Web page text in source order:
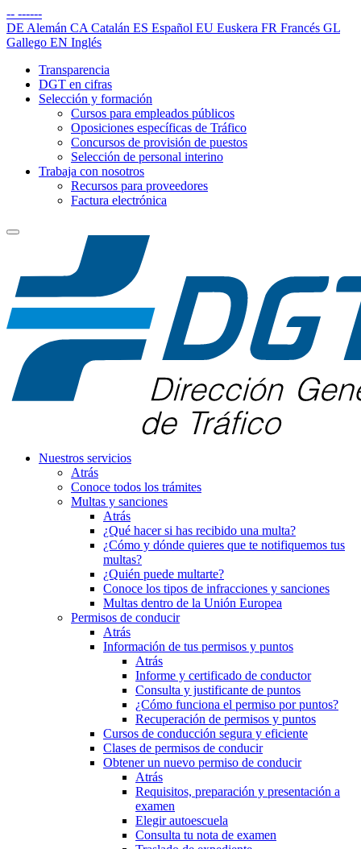
-- ------
DE Alemán CA Catalán ES Español EU Euskera FR Francés GL
Gallego EN Inglés
Transparencia
DGT en cifras
Selección y formación
Cursos para empleados públicos
Oposiciones específicas de Tráfico
Concursos de provisión de puestos
Selección de personal interino
Trabaja con nosotros
Recursos para proveedores
Factura electrónica
Nuestros servicios
Atrás
Conoce todos los trámites
Multas y sanciones
Atrás
¿Qué hacer si has recibido una multa?
¿Cómo y dónde quieres que te notifiquemos tus
multas?
¿Quién puede multarte?
Conoce los tipos de infracciones y sanciones
Multas dentro de la Unión Europea
Permisos de conducir
Atrás
Información de tus permisos y puntos
Atrás
Informe y certificado de conductor
Consulta y justificante de puntos
¿Cómo funciona el permiso por puntos?
Recuperación de permisos y puntos
Cursos de conducción segura y eficiente
Clases de permisos de conducir
Obtener un nuevo permiso de conducir
Atrás
Requisitos, preparación y presentación a
examen
Elegir autoescuela
Consulta tu nota de examen